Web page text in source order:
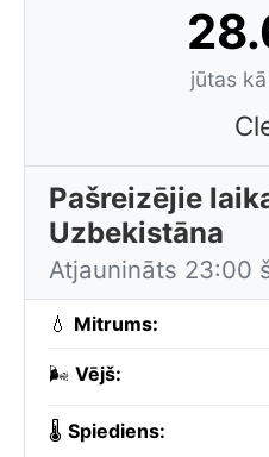
jūtas
Pašreizējie
Uzbekistāna
Atjaunināts 23:00
💧 Mitrums:
🌬️ Vējš:
🌡️ Spiediens: